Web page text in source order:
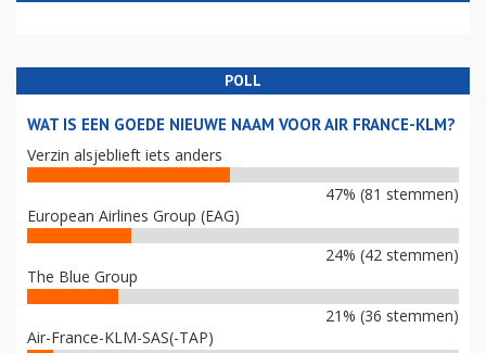
POLL
WAT IS EEN GOEDE NIEUWE NAAM VOOR AIR FRANCE-KLM?
Verzin alsjeblieft iets anders
47% (81 stemmen)
European Airlines Group (EAG)
24% (42 stemmen)
The Blue Group
21% (36 stemmen)
Air-France-KLM-SAS(-TAP)